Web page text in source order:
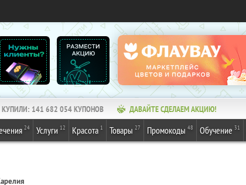
КУПИЛИ: 141 682 054КУПОНОВ ДАВАЙТЕ СДЕЛАЕМ АКЦИЮ!
24 Услуги 12 Красота 1 Товары 27 Промокоды 48 Обучение 31